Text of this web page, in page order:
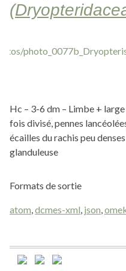
Hc – 3-6 dm – Limbe +
fois divisé, pennes
écailles du rachis peu
glanduleuse
Formats de sortie
atom,dcmes-xml, json,